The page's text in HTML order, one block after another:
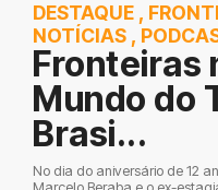
DESTAQUE ,
NOTÍCIAS ,
Fronteiras
Mundo do
Brasi...
No dia do aniversário de 12